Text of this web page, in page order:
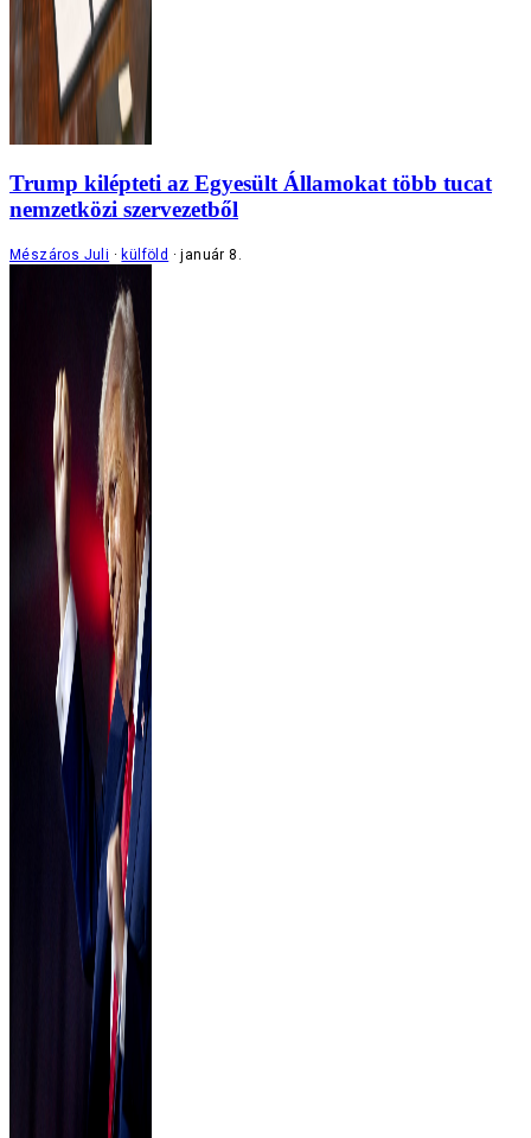
Trump kilépteti az Egyesült Államokat több tucat
nemzetközi szervezetből
Mészáros Juli külföld január 8.